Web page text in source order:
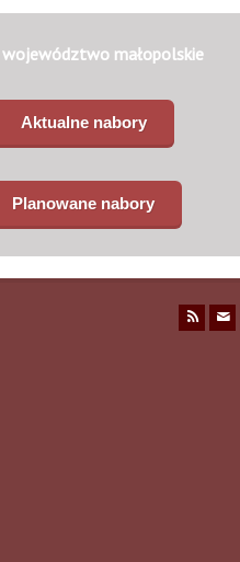
województwo małopolskie
Aktualne nabory
Planowane nabory